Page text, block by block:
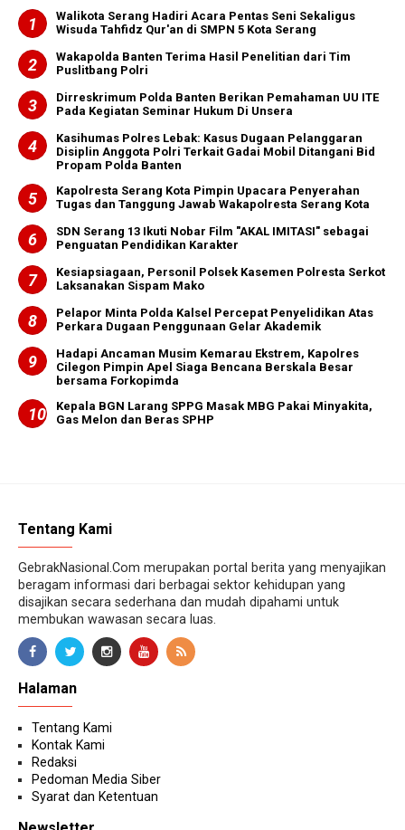
Walikota Serang Hadiri Acara Pentas Seni Sekaligus
Wisuda Tahfidz Qur'an di SMPN 5 Kota Serang
Wakapolda Banten Terima Hasil Penelitian dari Tim
Puslitbang Polri
Dirreskrimum Polda Banten Berikan Pemahaman UU ITE
Pada Kegiatan Seminar Hukum Di Unsera
Kasihumas Polres Lebak: Kasus Dugaan Pelanggaran
Disiplin Anggota Polri Terkait Gadai Mobil Ditangani Bid
Propam Polda Banten
Kapolresta Serang Kota Pimpin Upacara Penyerahan
Tugas dan Tanggung Jawab Wakapolresta Serang Kota
SDN Serang 13 Ikuti Nobar Film "AKAL IMITASI" sebagai
Penguatan Pendidikan Karakter
Kesiapsiagaan, Personil Polsek Kasemen Polresta Serkot
Laksanakan Sispam Mako
Pelapor Minta Polda Kalsel Percepat Penyelidikan Atas
Perkara Dugaan Penggunaan Gelar Akademik
Hadapi Ancaman Musim Kemarau Ekstrem, Kapolres
Cilegon Pimpin Apel Siaga Bencana Berskala Besar
bersama Forkopimda
Kepala BGN Larang SPPG Masak MBG Pakai Minyakita,
Gas Melon dan Beras SPHP
Tentang Kami
GebrakNasional.Com merupakan portal berita yang menyajikan
beragam informasi dari berbagai sektor kehidupan yang
disajikan secara sederhana dan mudah dipahami untuk
membukan wawasan secara luas.
Halaman
Tentang Kami
Kontak Kami
Redaksi
Pedoman Media Siber
Syarat dan Ketentuan